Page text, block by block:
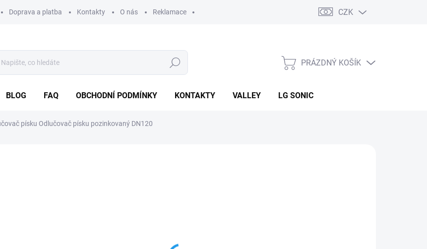
Doprava a platba Kontakty O nás Reklamace CZK
Hledat
NÁKUPNÍ
PRÁZDNÝ KOŠÍK
BLOG FAQ OBCHODNÍ PODMÍNKY KONTAKTY VALLEY LG SONIC
písku Odlučovač písku pozinkovaný DN120